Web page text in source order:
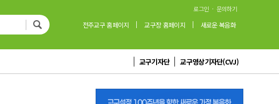
로그인 · 문의하기
전주교구 홈페이지 교구장 홈페이지 새로운 복음화
교구기자단 교구영상기자단(CVJ)